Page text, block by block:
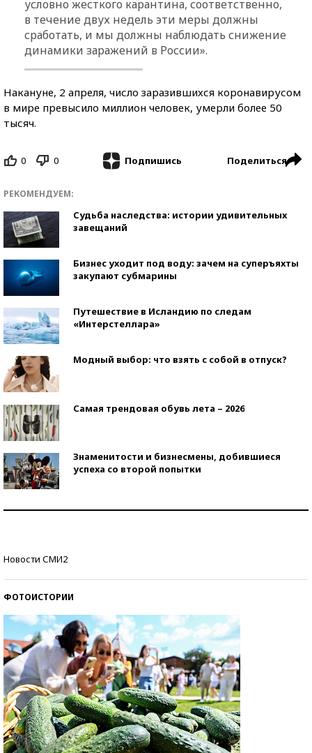
условно жесткого карантина, соответственно,
в течение двух недель эти меры должны
сработать, и мы должны наблюдать снижение
динамики заражений в России».
Накануне, 2 апреля, число заразившихся коронавирусом
в мире превысило миллион человек, умерли более 50
тысяч.
0 0 Подпишись Поделиться
РЕКОМЕНДУЕМ:
Судьба наследства: истории удивительных
завещаний
Бизнес уходит под воду: зачем на суперъяхты
закупают субмарины
Путешествие в Исландию по следам
«Интерстеллара»
Модный выбор: что взять с собой в отпуск?
Самая трендовая обувь лета – 2026
Знаменитости и бизнесмены, добившиеся
успеха со второй попытки
Новости СМИ2
ФОТОИСТОРИИ